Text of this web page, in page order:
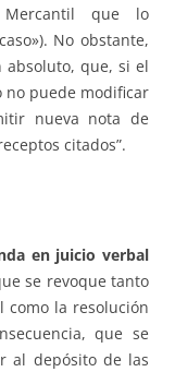
que lo
No obstante,
que, si el
puede modificar
nueva nota de
citados”.
en juicio verbal
se revoque tanto
como la resolución
que se
al depósito de las